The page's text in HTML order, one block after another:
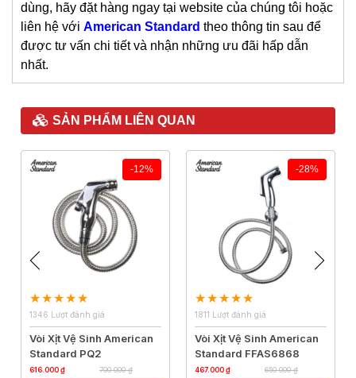
dùng, hãy đặt hàng ngay tại website của chúng tôi hoặc
liên hệ với American Standard theo thông tin sau để
được tư vấn chi tiết và nhận những ưu đãi hấp dẫn
nhất.
SẢN PHẨM LIÊN QUAN
-12%
1346 Lượt đánh giá
Vòi Xịt Vệ Sinh American
Standard PQ2
616.000 ₫ 700.000 ₫
-28%
1811 Lượt đánh giá
Vòi Xịt Vệ Sinh American
Standard FFAS6868
467.000 ₫ 650.000 ₫